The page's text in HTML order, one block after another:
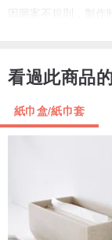
因圖案不規則，製
看過此商品
紙巾盒/紙巾套